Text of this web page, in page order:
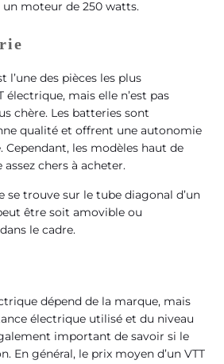
moteur de 250 watts.
l’une des pièces les plus
électrique, mais elle n’est pas
chère. Les batteries sont
qualité et offrent une autonomie
Cependant, les modèles haut de
chers à acheter.
se trouve sur le tube diagonal d’un
être soit amovible ou
le cadre.
dépend de la marque, mais
électrique utilisé et du niveau
important de savoir si le
En général, le prix moyen d’un VTT